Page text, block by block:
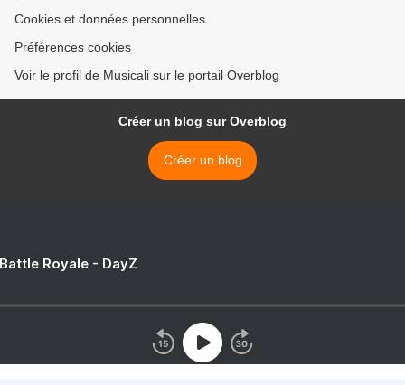
Cookies et données personnelles
Préférences cookies
Voir le profil de Musicali sur le portail Overblog
Créer un blog sur Overblog
Créer un blog
Royale - DayZ